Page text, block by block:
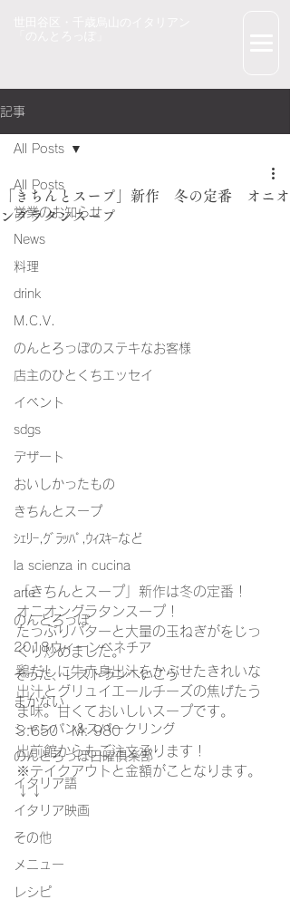
記事
All Posts
営業のお知らせ
News
料理
drink
M.C.V.
のんとろっぽのステキなお客様
店主のひとくちエッセイ
イベント
sdgs
デザート
おいしかったもの
きちんとスープ
ｼｪﾘｰ,ｸﾞﾗｯﾊﾟ,ｳｨｽｷｰなど
la scienza in cucina
arte
のんとろっぽ
2018ウィーンベネチア
そうだ、レストランへいこう
まかない
シャンパン&スパークリング
のんとろっぽ日曜俱楽部
イタリア語
イタリア映画
その他
メニュー
レシピ
All Posts
「きちんとスープ」新作 冬の定番 オニオ
ングラタンスープ
「きちんとスープ」新作は冬の定番！
オニオングラタンスープ！
たっぷりバターと大量の玉ねぎがをじっ
くり炒めました。
鶏だしに牛赤身出汁をかぶせたきれいな
出汁とグリュイエールチーズの焦げたう
ま味。甘くておいしいスープです。
S:650　M: 980
出前館からもご注文承ります！
※テイクアウトと金額がことなります。
↓↓